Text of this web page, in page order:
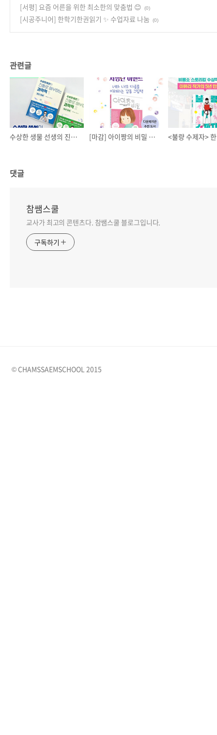
[서평] 요즘 어른을 위한 최소한의 맞춤법 😊 (0)
[시공주니어] 한학기한권읽기 ✨ 수업자료 나눔 (0)
관련글
수상한 생물 선생의 진짜로 해부하는 과학책🐟✨ 서평단 이벤트!🤍 [마감] 아이짱의 비밀 🤫 서평 이벤트 📒
댓글
참쌤스쿨
교사가 최고의 콘텐츠다. 참쌤스쿨 블로그입니다.
구독하기
© CHAMSSAEMSCHOOL 2015